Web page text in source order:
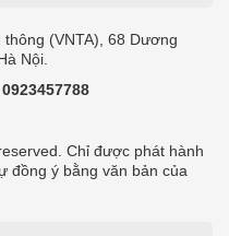
(VNTA), 68 Dương
Nội.
0923457788
Chỉ được phát hành
đồng ý bằng văn bản của